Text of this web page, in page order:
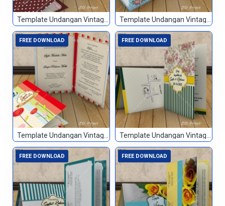
Template Undangan Vintage 021 Template Undangan Vintage 022
FREE DOWNLOAD
Template Undangan Vintage 023
FREE DOWNLOAD
Template Undangan Vintage 024
FREE DOWNLOAD FREE DOWNLOAD